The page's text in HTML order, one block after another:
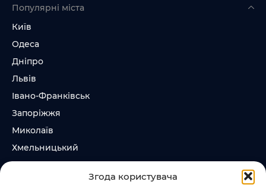
Згода користувача
Популярні міста
Київ
Одеса
Дніпро
Львів
Івано-Франківськ
Запоріжжя
Миколаїв
Хмельницький
Суми